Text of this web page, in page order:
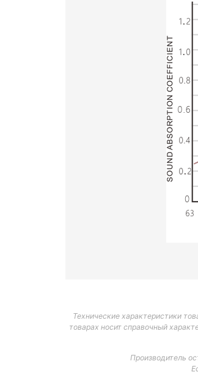
Технические характеристики
товарах носит справочный
Производитель